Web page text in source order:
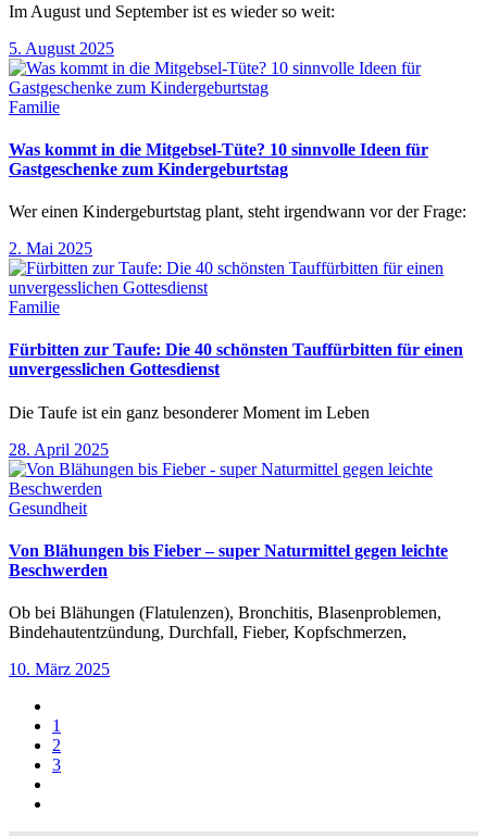
Im August und September ist es wieder so weit:
5. August 2025
Familie
Was kommt in die Mitgebsel-Tüte? 10 sinnvolle Ideen für
Gastgeschenke zum Kindergeburtstag
Wer einen Kindergeburtstag plant, steht irgendwann vor der Frage:
2. Mai 2025
Familie
Fürbitten zur Taufe: Die 40 schönsten Tauffürbitten für einen
unvergesslichen Gottesdienst
Die Taufe ist ein ganz besonderer Moment im Leben
28. April 2025
Gesundheit
Von Blähungen bis Fieber – super Naturmittel gegen leichte
Beschwerden
Ob bei Blähungen (Flatulenzen), Bronchitis, Blasenproblemen,
Bindehautentzündung, Durchfall, Fieber, Kopfschmerzen,
10. März 2025
1
2
3